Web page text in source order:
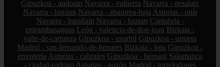
Gipuzkoa - andoain Navarra - valtierra Navarra - gesalatz
Navarra - larraun Navarra - abaurrea-baja Asturias - onís
Navarra - barañain Navarra - baztan Cantabria -
entrambasaguas León - valencia-de-don-juan Bizkaia -
valle-de-carranza Gipuzkoa - usurbil Gipuzkoa - urnieta
Madrid - san-fernando-de-henares Bizkaia - loiu Gipuzkoa -
errenteria Asturias - cabrales Gipuzkoa - hernani Salamanca
- ciudad-rodrigo Asturias - gozón Madrid - torrelodones